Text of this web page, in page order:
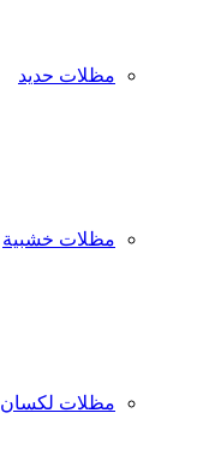
مظلات حديد
مظلات خشبية
مظلات لكسان